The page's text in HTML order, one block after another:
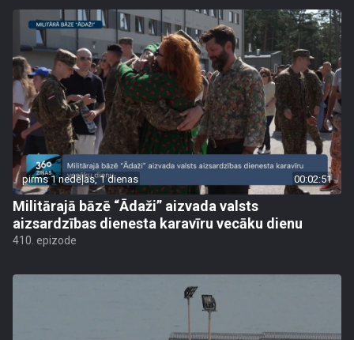
pirms 1 nedēļas, 1 dienas 00:02:51
Militārajā bāzē “Ādaži” aizvada valsts
aizsardzības dienesta karavīru vecāku dienu
410. epizode